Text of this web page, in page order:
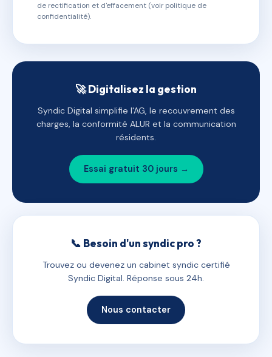
de rectification et d'effacement (voir politique de
confidentialité).
🚀 Digitalisez la gestion
Syndic Digital simplifie l'AG, le recouvrement des
charges, la conformité ALUR et la communication
résidents.
Essai gratuit 30 jours →
📞 Besoin d'un syndic pro ?
Trouvez ou devenez un cabinet syndic certifié
Syndic Digital. Réponse sous 24h.
Nous contacter